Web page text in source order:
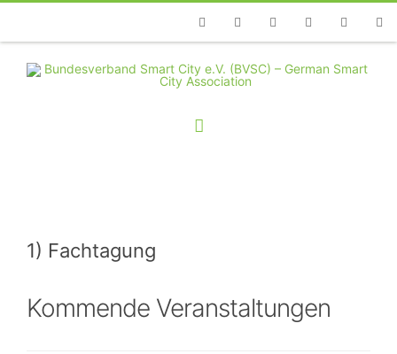
TelefonFacebookTwitterYoutubeInstagramLinkedin
1) Fachtagung
Kommende Veranstaltungen